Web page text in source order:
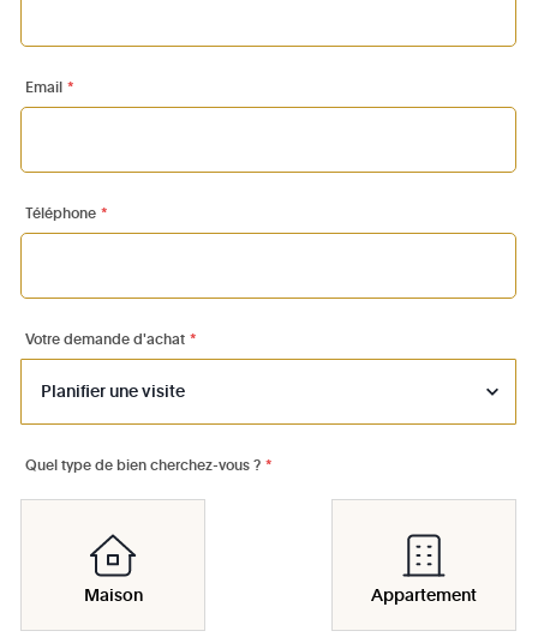
Email *
Téléphone *
Votre demande d'achat *
Quel type de bien cherchez-vous ? *
Maison Appartement